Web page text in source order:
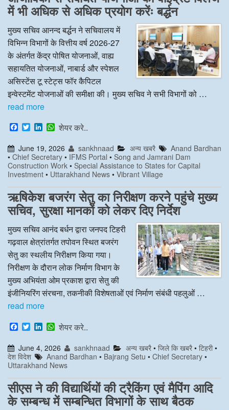
में भी अधिक से अधिक प्रयोग करेंः बर्द्धन
मुख्य सचिव आनन्द बर्द्धन ने सचिवालय में
विभिन्न विभागों के वित्तीय वर्ष 2026-27
के अंतर्गत केंद्र पोषित योजनाओं, वाह्य
सहायतित योजनाओं, नाबार्ड और स्पेशल
असिस्टेंस टू स्टेट्स फॉर कैपिटल
इन्वेस्टमेंट योजनाओं की समीक्षा की। मुख्य सचिव ने सभी विभागों को …
read more
F
a
c
e
b
o
o
k
T
w
t
t
e
r
L
n
k
e
d
I
n
W
a
t
s
A
p
p
शेयर करे..
June 19, 2026 sankhnaad अन्य खबरै
Anand Bardhan
• Chief Secretary • IFMS Portal • Song and Jamrani Dam
Construction Work • Special Assistance to States for Capital
Investment • Uttarakhand News • Vibrant Village
ऋषिकेश बजरंग सेतु का निरीक्षण करने पहुंचे मुख्य
सचिव, सुरक्षा मानकों को लेकर दिए निर्देश
मुख्य सचिव आनंद बर्धन द्वारा जनपद टिहरी
गढ़वाल क्षेत्रांतर्गत तपोवन स्थित बजरंग
सेतु का स्थलीय निरीक्षण किया गया।
निरीक्षण के दौरान लोक निर्माण विभाग के
मुख्य अभियंता ओम प्रकाश द्वारा सेतु की
इंजीनियरिंग संरचना, तकनीकी विशेषताओं एवं निर्माण संबंधी पहलुओं …
read more
F
a
c
e
b
o
o
k
T
w
t
t
e
r
L
n
k
e
d
I
n
W
a
t
s
A
p
p
शेयर करे..
June 4, 2026 sankhnaad अन्य खबरै• जिले कि खबरै• टिहरी•
देश विदेश
Anand Bardhan • Bajrang Setu •Chief Secretary •
Uttarakhand News
सीएस ने की विद्यार्थियों की ट्रैकिंग एवं मैपिंग आदि
के सम्बन्ध में सम्बन्धित विभागों के साथ बैठक